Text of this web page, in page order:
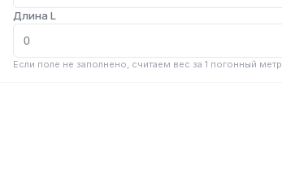
Длина L
Если поле не заполнено, считаем вес за 1 погонный метр